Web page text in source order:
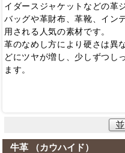
イダースジャケットなどの革
バッグや革財布、革靴、イン
用される人気の素材です。
革のなめし方により硬さは異
どにツヤが増し、少しずつし
ます。
牛革 （カウハイド）